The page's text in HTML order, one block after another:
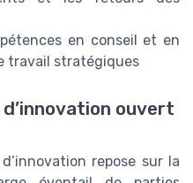
en conseil et en
travail stratégiques
ouvert
repose sur la